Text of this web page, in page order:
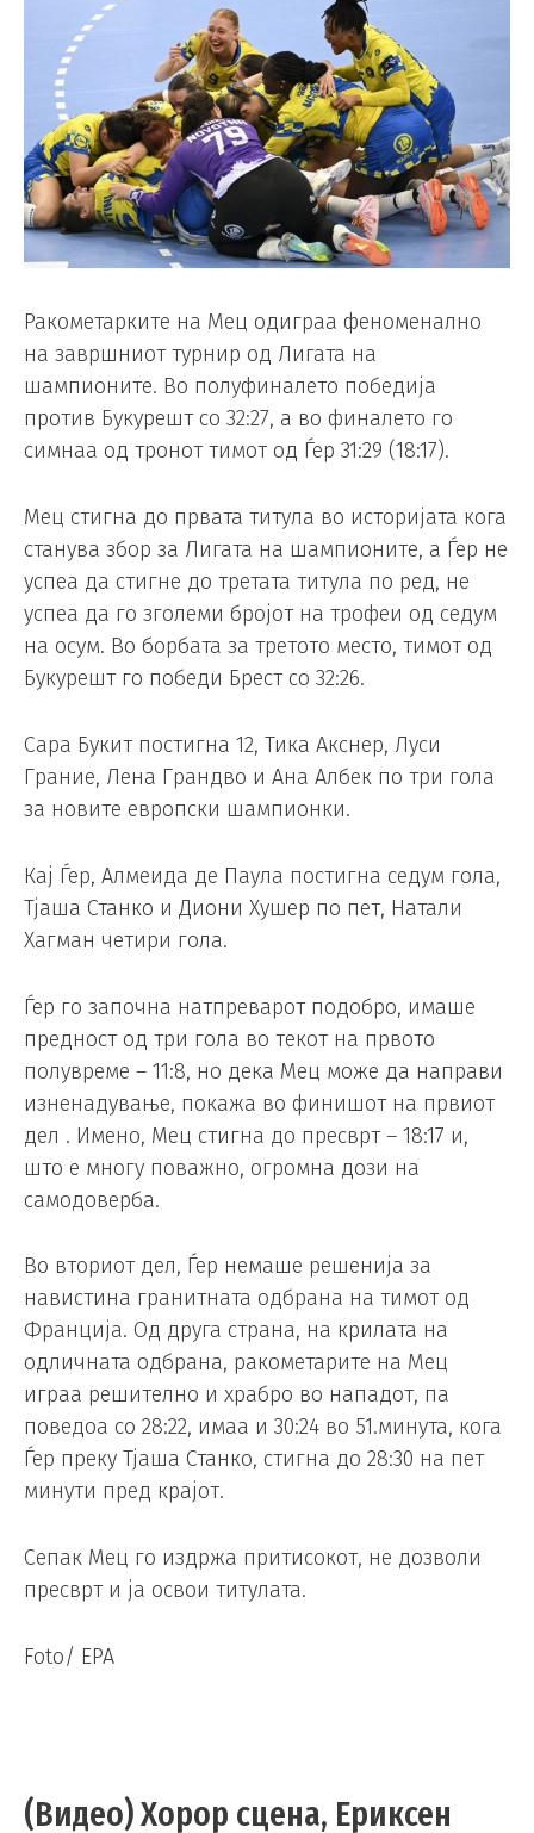
Ракометарките на Мец одиграа феноменално
на завршниот турнир од Лигата на
шампионите. Во полуфиналето победија
против Букурешт со 32:27, а во финалето го
симнаа од тронот тимот од Ѓер 31:29 (18:17).
Мец стигна до првата титула во историјата кога
станува збор за Лигата на шампионите, а Ѓер не
успеа да стигне до третата титула по ред, не
успеа да го зголеми бројот на трофеи од седум
на осум. Во борбата за третото место, тимот од
Букурешт го победи Брест со 32:26.
Сара Букит постигна 12, Тика Акснер, Луси
Грание, Лена Грандво и Ана Албек по три гола
за новите европски шампионки.
Кај Ѓер, Алмеида де Паула постигна седум гола,
Тјаша Станко и Диони Хушер по пет, Натали
Хагман четири гола.
Ѓер го започна натпреварот подобро, имаше
предност од три гола во текот на првото
полувреме – 11:8, но дека Мец може да направи
изненадување, покажа во финишот на првиот
дел . Имено, Мец стигна до пресврт – 18:17 и,
што е многу поважно, огромна дози на
самодоверба.
Во вториот дел, Ѓер немаше решенија за
навистина гранитната одбрана на тимот од
Франција. Од друга страна, на крилата на
одличната одбрана, ракометарите на Мец
играа решително и храбро во нападот, па
поведоа со 28:22, имаа и 30:24 во 51.минута, кога
Ѓер преку Тјаша Станко, стигна до 28:30 на пет
минути пред крајот.
Сепак Мец го издржа притисокот, не дозволи
пресврт и ја освои титулата.
Foto/ EPA
(Видео) Хорор сцена, Ериксен